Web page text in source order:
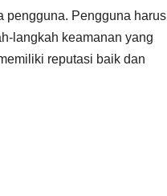
pengguna. Pengguna harus
langkah keamanan yang
reputasi baik dan